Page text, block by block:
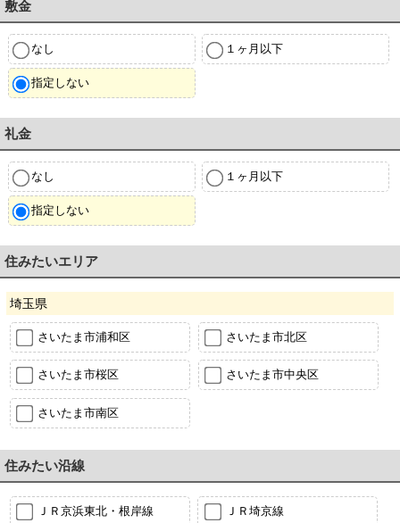
敷金
なし １ヶ月以下
指定しない
礼金
なし １ヶ月以下
指定しない
住みたいエリア
埼玉県
さいたま市浦和区 さいたま市北区
さいたま市桜区 さいたま市中央区
さいたま市南区
住みたい沿線
ＪＲ京浜東北・根岸線 ＪＲ埼京線